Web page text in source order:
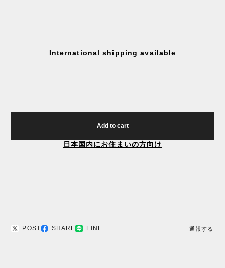
International shipping available
Add to cart
日本国内にお住まいの方向け
POST SHARE LINE 通報する